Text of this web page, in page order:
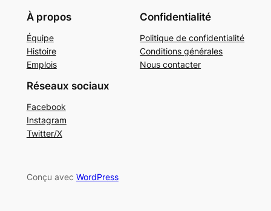
À propos
Équipe
Histoire
Emplois
Confidentialité
Politique de confidentialité
Conditions générales
Nous contacter
Réseaux sociaux
Facebook
Instagram
Twitter/X
Conçu avec WordPress